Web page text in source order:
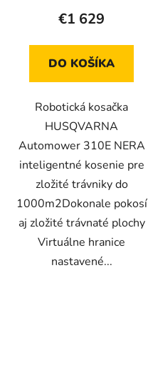
€1 629
DO KOŠÍKA
Robotická kosačka
HUSQVARNA
Automower 310E NERA
inteligentné kosenie pre
zložité trávniky do
1000m2Dokonale pokosí
aj zložité trávnaté plochy
Virtuálne hranice
nastavené...